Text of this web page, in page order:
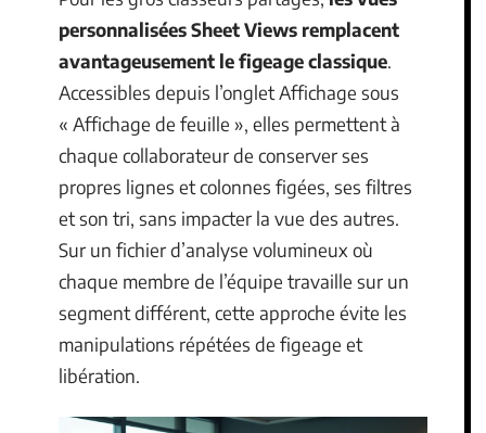
personnalisées Sheet Views remplacent
avantageusement le figeage classique.
Accessibles depuis l’onglet Affichage sous
« Affichage de feuille », elles permettent à
chaque collaborateur de conserver ses
propres lignes et colonnes figées, ses filtres
et son tri, sans impacter la vue des autres.
Sur un fichier d’analyse volumineux où
chaque membre de l’équipe travaille sur un
segment différent, cette approche évite les
manipulations répétées de figeage et
libération.